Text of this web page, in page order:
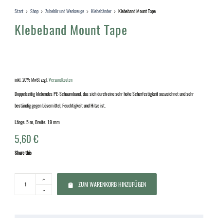
Start Shop Zubehör und Werkzeuge Klebebänder Klebeband Mount Tape
Klebeband Mount Tape
inkl. 20% MwStzzgl.Versandkosten
Doppelseitig klebendes PE-Schaumband, das sich durch eine sehr hohe Scherfestigkeit auszeichnet und sehr
beständig gegen Lösemittel, Feuchtigkeit und Hitze ist.
Länge: 5 m, Breite: 19 mm
5,60€
ZUM WARENKORB HINZUFÜGEN
Share this